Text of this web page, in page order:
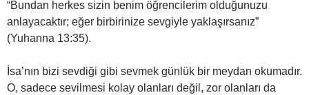
“Bundan herkes sizin benim öğrencilerim olduğunuzu
anlayacaktır; eğer birbirinize sevgiyle yaklaşırsanız”
(Yuhanna 13:35).
İsa’nın bizi sevdiği gibi sevmek günlük bir meydan okumadır.
O, sadece sevilmesi kolay olanları değil, zor olanları da